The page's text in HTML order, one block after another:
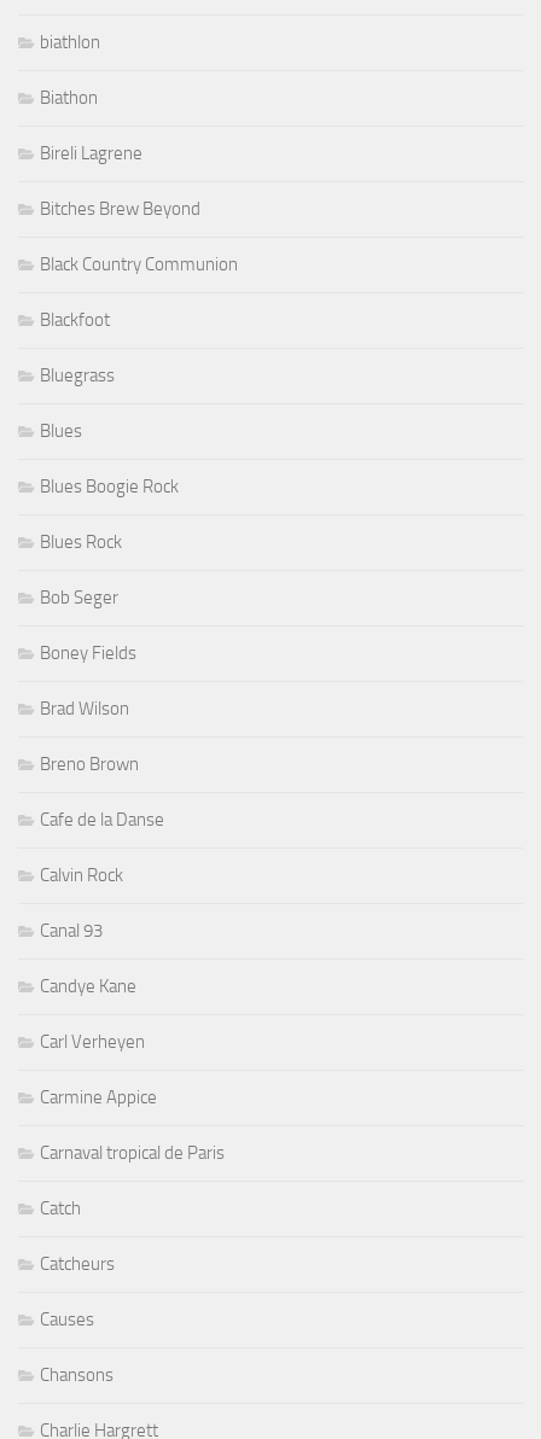
biathlon
Biathon
Bireli Lagrene
Bitches Brew Beyond
Black Country Communion
Blackfoot
Bluegrass
Blues
Blues Boogie Rock
Blues Rock
Bob Seger
Boney Fields
Brad Wilson
Breno Brown
Cafe de la Danse
Calvin Rock
Canal 93
Candye Kane
Carl Verheyen
Carmine Appice
Carnaval tropical de Paris
Catch
Catcheurs
Causes
Chansons
Charlie Hargrett